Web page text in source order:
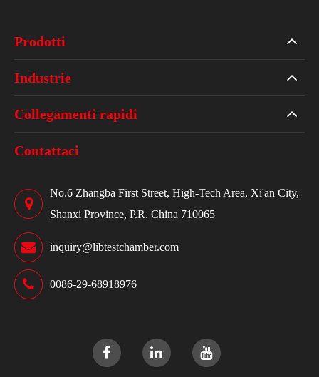
Prodotti
Industrie
Collegamenti rapidi
Contattaci
No.6 Zhangba First Street, High-Tech Area, Xi'an City,
Shanxi Province, P.R. China 710065
inquiry@libtestchamber.com
0086-29-68918976